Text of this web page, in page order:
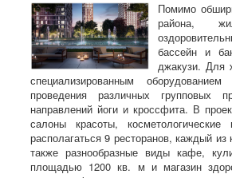
Помимо
района,
бассейн и
джакузи. Для
специализированным
проведения различных групповых
направлений йоги и кроссфита. В
салоны красоты,
располагаться 9 ресторанов, каждый
также разнообразные виды кафе,
площадью 1200 кв. м и магазин